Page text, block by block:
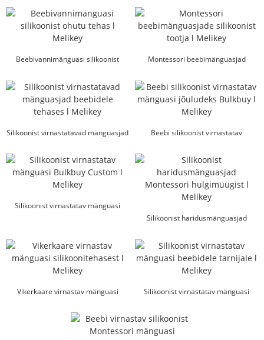
Beebivannimänguasi silikoonist
Montessori beebimänguasjad
Silikoonist virnastatavad mänguasjad
Beebi silikoonist virnastatav
Silikoonist virnastatav mänguasi
Silikoonist haridusmänguasjad
Vikerkaare virnastav mänguasi
Silikoonist virnastatav mänguasi